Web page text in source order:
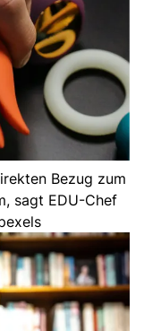
Bezug zum
sagt EDU-Chef